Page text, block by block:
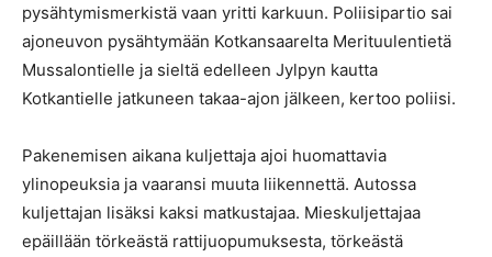
pysähtymismerkistä vaan yritti karkuun. Poliisipartio sai
ajoneuvon pysähtymään Kotkansaarelta Merituulentietä
Mussalontielle ja sieltä edelleen Jylpyn kautta
Kotkantielle jatkuneen takaa-ajon jälkeen, kertoo poliisi.
Pakenemisen aikana kuljettaja ajoi huomattavia
ylinopeuksia ja vaaransi muuta liikennettä. Autossa
kuljettajan lisäksi kaksi matkustajaa. Mieskuljettajaa
epäillään törkeästä rattijuopumuksesta, törkeästä